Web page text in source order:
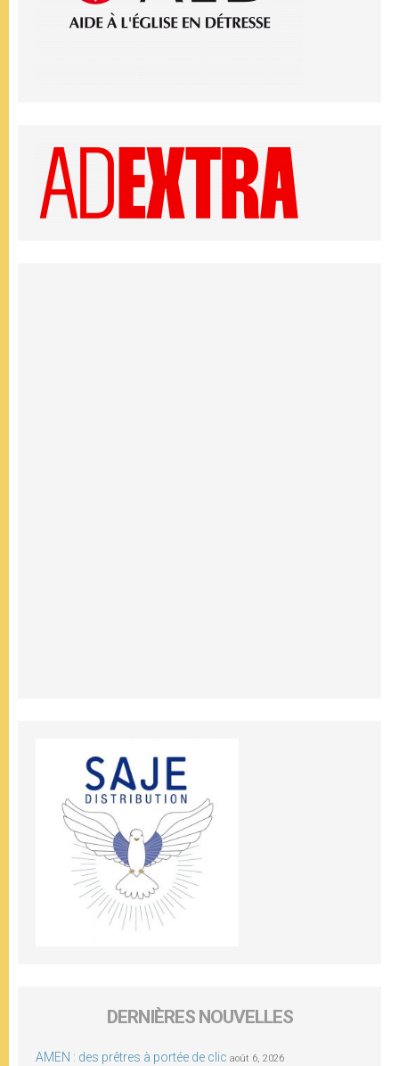
DERNIÈRES NOUVELLES
AMEN : des prêtres à portée de clic août 6, 2026